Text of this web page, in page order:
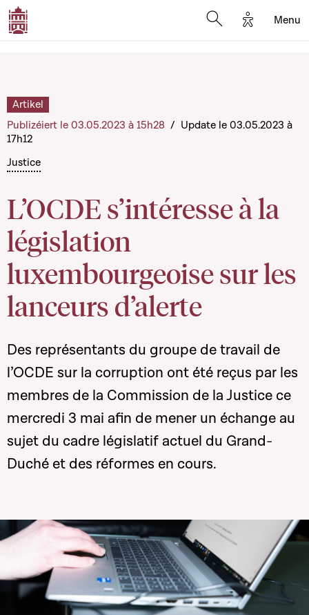
Options
Menu
Justice
L’OCDE s’intéresse à la
législation
luxembourgeoise sur les
lanceurs d’alerte
Artikel
Publizéiert le 03.05.2023 à 15h28 / Update le 03.05.2023 à
17h12
Des représentants du groupe de travail de
l’OCDE sur la corruption ont été reçus par les
membres de la Commission de la Justice ce
mercredi 3 mai afin de mener un échange au
sujet du cadre législatif actuel du Grand-
Duché et des réformes en cours.